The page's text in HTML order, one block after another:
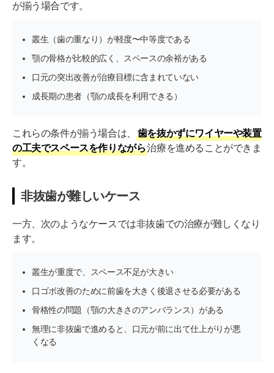
が揃う場合です。
叢生（歯の重なり）が軽度〜中等度である
顎の骨格が比較的広く、スペースの余裕がある
口元の突出改善が治療目標に含まれていない
成長期の患者（顎の成長を利用できる）
これらの条件が揃う場合は、
歯を抜かずにワイヤーや装置
の工夫でスペースを作りながら 治療を進めることができま
す。
非抜歯が難しいケース
一方、次のようなケースでは非抜歯での治療が難しくなり
ます。
叢生が重度で、スペース不足が大きい
口ゴボ改善のために前歯を大きく後退させる必要がある
骨格性の問題（顎の大きさのアンバランス）がある
無理に非抜歯で進めると、口元が前に出て仕上がりが悪
くなる